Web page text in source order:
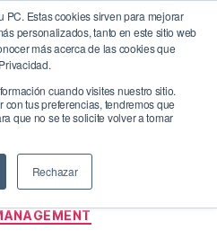
PC. Estas cookies sirven para mejorar
personalizados, tanto en este sitio web
más acerca de las cookies que
cuando visites nuestro sitio.
tus preferencias, tendremos que
que no se te solicite volver a tomar
Rechazar
de marca
Categorías